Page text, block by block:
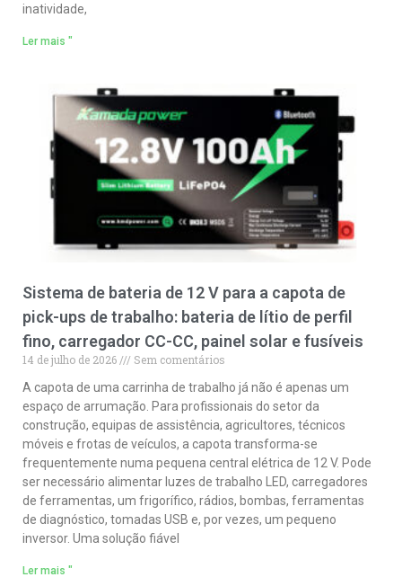
inatividade,
Ler mais "
Sistema de bateria de 12 V para a capota de
pick-ups de trabalho: bateria de lítio de perfil
fino, carregador CC-CC, painel solar e fusíveis
14 de julho de 2026
Sem comentários
A capota de uma carrinha de trabalho já não é apenas um
espaço de arrumação. Para profissionais do setor da
construção, equipas de assistência, agricultores, técnicos
móveis e frotas de veículos, a capota transforma-se
frequentemente numa pequena central elétrica de 12 V. Pode
ser necessário alimentar luzes de trabalho LED, carregadores
de ferramentas, um frigorífico, rádios, bombas, ferramentas
de diagnóstico, tomadas USB e, por vezes, um pequeno
inversor. Uma solução fiável
Ler mais "